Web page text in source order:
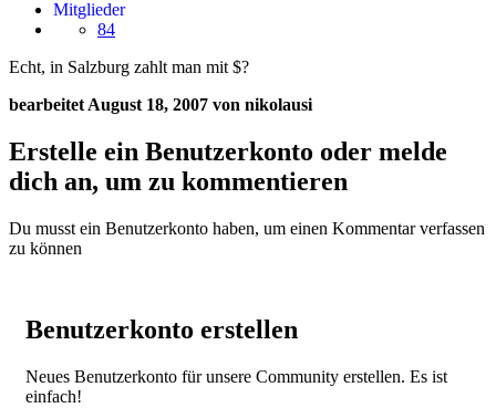
Mitglieder
84
Echt, in Salzburg zahlt man mit $?
bearbeitet August 18, 2007 von nikolausi
Erstelle ein Benutzerkonto oder melde
dich an, um zu kommentieren
Du musst ein Benutzerkonto haben, um einen Kommentar verfassen
zu können
Benutzerkonto erstellen
Neues Benutzerkonto für unsere Community erstellen. Es ist
einfach!